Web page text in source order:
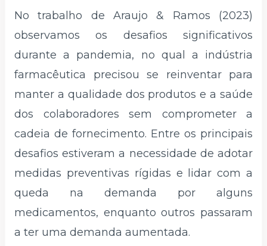
No trabalho de Araujo & Ramos (2023)
observamos os desafios significativos
durante a pandemia, no qual a indústria
farmacêutica precisou se reinventar para
manter a qualidade dos produtos e a saúde
dos colaboradores sem comprometer a
cadeia de fornecimento. Entre os principais
desafios estiveram a necessidade de adotar
medidas preventivas rígidas e lidar com a
queda na demanda por alguns
medicamentos, enquanto outros passaram
a ter uma demanda aumentada.